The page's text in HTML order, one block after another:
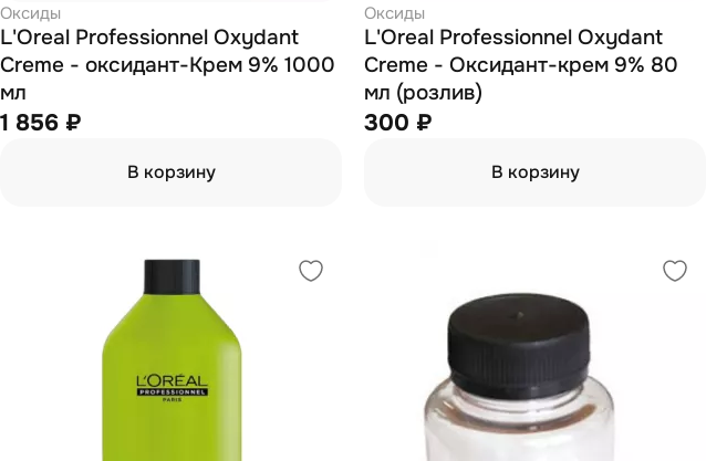
Оксиды
L'Oreal Professionnel Oxydant
Creme - оксидант-Крем 9% 1000
мл
1 856 ₽
В корзину
Оксиды
L'Oreal Professionnel Oxydant
Creme - Оксидант-крем 9% 80
мл (розлив)
300 ₽
В корзину